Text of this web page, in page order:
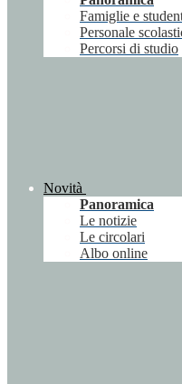
Famiglie e
Personale
Percorsi di studio
Novità
Panoramica
Le notizie
Le circolari
Albo online